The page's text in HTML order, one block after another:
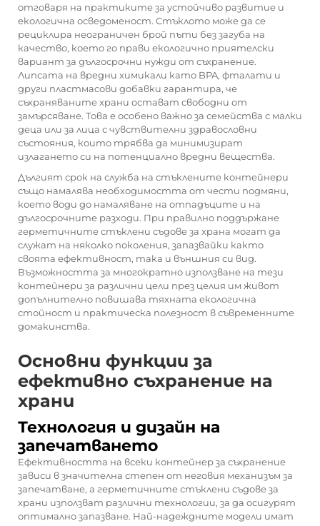
отговаря на практиките за устойчиво развитие и
екологична осведоменост. Стъклото може да се
рециклира неограничен брой пъти без загуба на
качество, което го прави екологично приятелски
вариант за дългосрочни нужди от съхранение.
Липсата на вредни химикали като BPA, фталати и
други пластмасови добавки гарантира, че
съхраняваните храни остават свободни от
замърсяване. Това е особено важно за семейства с малки
деца или за лица с чувствителни здравословни
състояния, които трябва да минимизират
излагането си на потенциално вредни вещества.
Дългият срок на служба на стъклените контейнери
също намалява необходимостта от чести подмяни,
което води до намаляване на отпадъците и на
дългосрочните разходи. При правилно поддържане
герметичните стъклени съдове за храна могат да
служат на няколко поколения, запазвайки както
своята ефективност, така и външния си вид.
Възможността за многократно използване на тези
контейнери за различни цели през целия им живот
допълнително повишава тяхната екологична
стойност и практическа полезност в съвременните
домакинства.
Основни функции за
ефективно съхранение на
храни
Технология и дизайн на
запечатването
Ефективността на всеки контейнер за съхранение
зависи в значителна степен от неговия механизъм за
запечатване, а герметичните стъклени съдове за
храни използват различни технологии, за да осигурят
оптимално запазване. Най-надеждните модели имат